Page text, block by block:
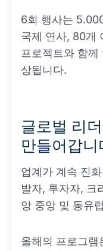
6회 행사는
국제 연사, 80개
프로젝트와 함
상됩니다.
글로벌 리
만들어갑니
업계가 계속 진
발자, 투자자, 크
앙 중앙 및 동유
올해의 프로그램